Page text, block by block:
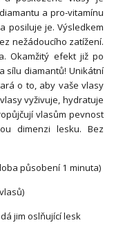
a pro-vitamínu
posiluje je. Výsledkem
nežádoucího zatížení.
Okamžitý efekt již po
sílu diamantů! Unikátní
o to, aby vaše vlasy
vyživuje, hydratuje
vlasům pevnost
dimenzi lesku. Bez
působení 1 minuta)
jim oslňující lesk